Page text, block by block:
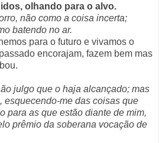
olhando para o alvo.
não como a coisa incerta;
batendo no ar.
para o futuro e vivamos o
encorajam, fazem bem mas
julgo que o haja alcançado; mas
esquecendo-me das coisas que
para as que estão diante de mim,
prêmio da soberana vocação de